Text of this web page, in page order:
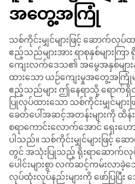
အတွေ့အကြုံ
သစ်ကိုင်းမျှင်များဖြင့် ဆောက်လု
ဧည့်သည်များအား ရာစုနှစ်များကြ
ကျေးလက်ဒေသ၏ အမွေအနှစ်မျာ
ထားသော ယဉ်ကျေးမှုအတွေ့အကြုံမ
ဧည့်သည်များ ဤနေရာသို့ ရော
ပြုလုပ်ထားသော သစ်ကိုင်းမျှင်များ
ခေတ်ပေါ်အဆင့်အတန်းများကို ထိန်
စရာကောင်းလောက်အောင် ရှေးဟေ
ပါသည်။ သစ်ကိုင်းမျှင်များဖြင့်
တွင် အသုံးပြုသည့် ရိုးရာဆောက်လု
ပေါင်းများစွာ လက်ဆင့်ကမ်းလာခဲ့
လုပ်ထုံးလုပ်နည်းများကို ဖော်ပြပြီး